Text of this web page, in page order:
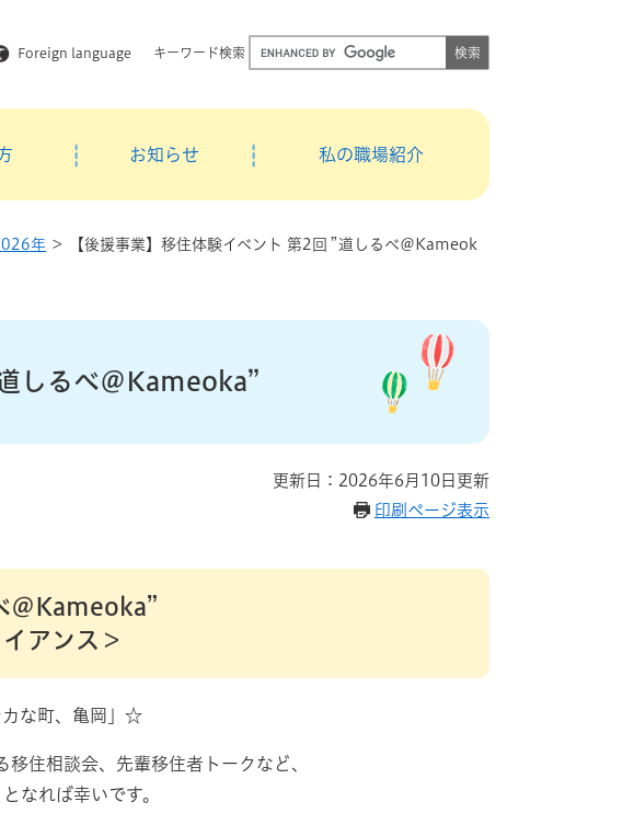
Foreign language キーワード検索
お知らせ 私の職場紹介
年 >
【後援事業】移住体験イベント 第2回 ”道しるべ＠Kameok
しるべ＠Kameoka”
更新日：2026年6月10日更新
印刷ページ表示
＠Kameoka”
アンス＞
カな町、亀岡」☆
住相談会、先輩移住者トークなど、
なれば幸いです。